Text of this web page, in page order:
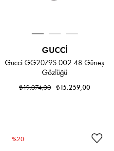
GUCCI
Gucci GG2079S 002 48 Güneş
Gözlüğü
₺15.259,00
₺19.074,00
%20